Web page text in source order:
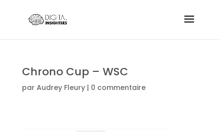
Chrono Cup – WSC
par Audrey Fleury| 0 commentaire